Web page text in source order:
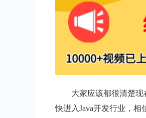
大家应该都很清楚现在
快进入Java开发行业，相